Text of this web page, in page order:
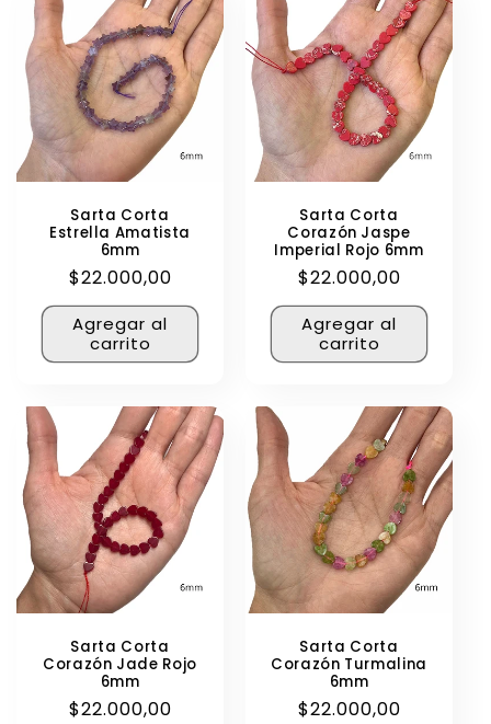
Sarta Corta
Estrella Amatista
6mm
Precio
habitual
$22.000,00
Agregar al
carrito
Sarta Corta
Corazón Jaspe
Imperial Rojo 6mm
Precio
habitual
$22.000,00
Agregar al
carrito
Sarta Corta
Corazón Jade Rojo
6mm
Precio
$22.000,00
Sarta Corta
Corazón Turmalina
6mm
Precio
$22.000,00